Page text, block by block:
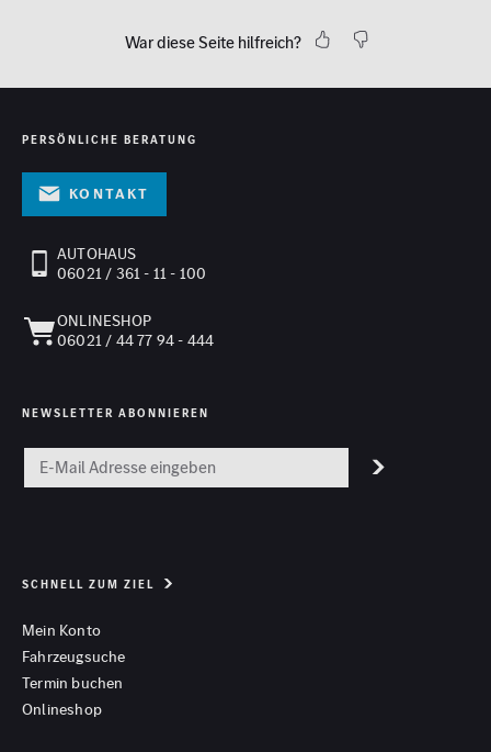
War diese Seite hilfreich?
PERSÖNLICHE BERATUNG
Kontakt
AUTOHAUS
06021 / 361 - 11 - 100
ONLINESHOP
06021 / 44 77 94 - 444
NEWSLETTER ABONNIEREN
SCHNELL ZUM ZIEL
Mein Konto
Fahrzeugsuche
Termin buchen
Onlineshop